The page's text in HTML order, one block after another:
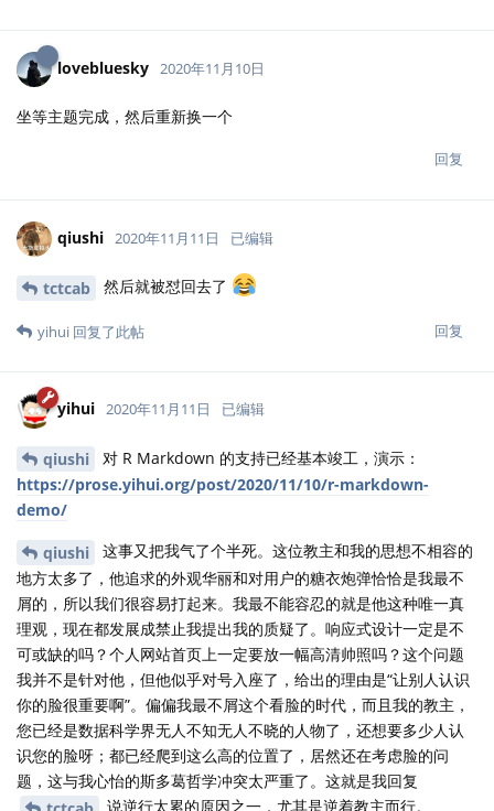
lovebluesky 2020年11月10日
坐等主题完成，然后重新换一个
回复
qiushi 2020年11月11日 已编辑
tctcab 然后就被怼回去了
回复
yihui 回复了此帖
yihui 2020年11月11日 已编辑
qiushi
对 R Markdown 的支持已经基本竣工，演示：
https://prose.yihui.org/post/2020/11/10/r-markdown-
demo/
qiushi
这事又把我气了个半死。这位教主和我的思想不相容的
地方太多了，他追求的外观华丽和对用户的糖衣炮弹恰恰是我最不
屑的，所以我们很容易打起来。我最不能容忍的就是他这种唯一真
理观，现在都发展成禁止我提出我的质疑了。响应式设计一定是不
可或缺的吗？个人网站首页上一定要放一幅高清帅照吗？这个问题
我并不是针对他，但他似乎对号入座了，给出的理由是“让别人认识
你的脸很重要啊”。偏偏我最不屑这个看脸的时代，而且我的教主，
您已经是数据科学界无人不知无人不晓的人物了，还想要多少人认
识您的脸呀；都已经爬到这么高的位置了，居然还在考虑脸的问
题，这与我心怡的斯多葛哲学冲突太严重了。这就是我回复
说逆行太累的原因之一，尤其是逆着教主而行。